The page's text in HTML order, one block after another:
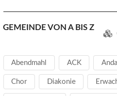
GEMEINDE VON A BIS Z
Abendmahl ACK
Chor Diakonie